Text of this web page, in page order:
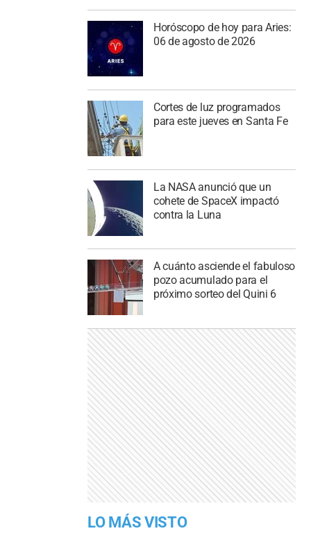
Horóscopo de hoy para Aries:
06 de agosto de 2026
Cortes de luz programados
para este jueves en Santa Fe
La NASA anunció que un
cohete de SpaceX impactó
contra la Luna
A cuánto asciende el fabuloso
pozo acumulado para el
próximo sorteo del Quini 6
LO MÁS VISTO